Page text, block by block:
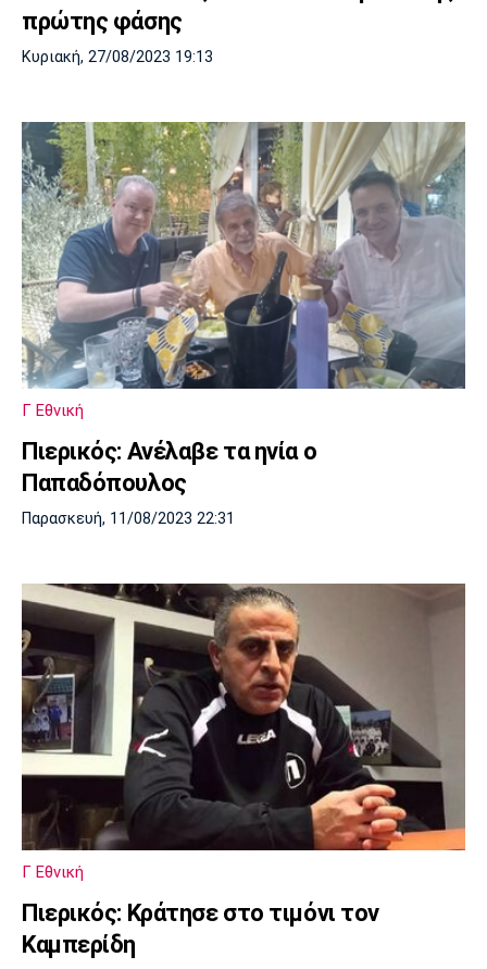
πρώτης φάσης
Κυριακή, 27/08/2023 19:13
Γ Εθνική
Πιερικός: Ανέλαβε τα ηνία ο
Παπαδόπουλος
Παρασκευή, 11/08/2023 22:31
Γ Εθνική
Πιερικός: Κράτησε στο τιμόνι τον
Καμπερίδη